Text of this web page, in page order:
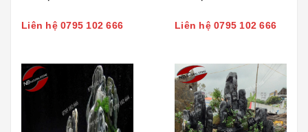
Liên hệ 0795 102 666 Liên hệ 0795 102 666